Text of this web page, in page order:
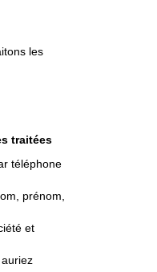
les
traitées
téléphone
prénom,
et